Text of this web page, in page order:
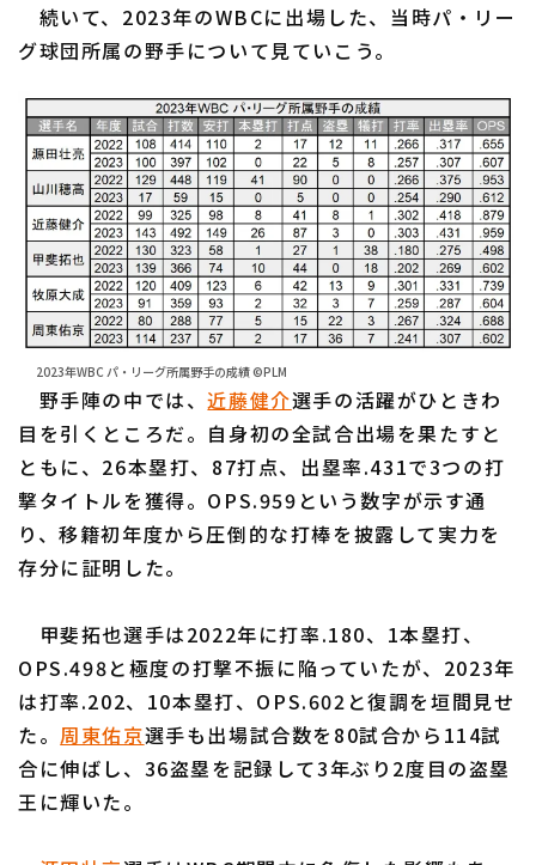
続いて、2023年のWBCに出場した、当時パ・リー
グ球団所属の野手について見ていこう。
2023年WBC パ・リーグ所属野手の成績 ©PLM
野手陣の中では、近藤健介選手の活躍がひときわ
目を引くところだ。自身初の全試合出場を果たすと
ともに、26本塁打、87打点、出塁率.431で3つの打
撃タイトルを獲得。OPS.959という数字が示す通
り、移籍初年度から圧倒的な打棒を披露して実力を
存分に証明した。
甲斐拓也選手は2022年に打率.180、1本塁打、
OPS.498と極度の打撃不振に陥っていたが、2023年
は打率.202、10本塁打、OPS.602と復調を垣間見せ
た。周東佑京選手も出場試合数を80試合から114試
合に伸ばし、36盗塁を記録して3年ぶり2度目の盗塁
王に輝いた。